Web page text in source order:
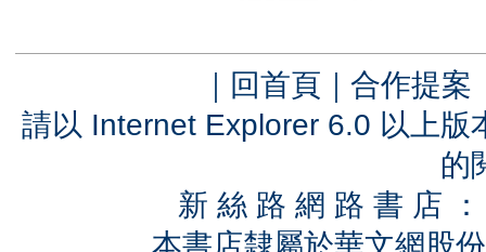
｜ 回首頁 ｜ 合作提案
請以 Internet Explorer 6.0 以上
的
新 絲 路 網 路 書 店
本書店隸屬於華文網股